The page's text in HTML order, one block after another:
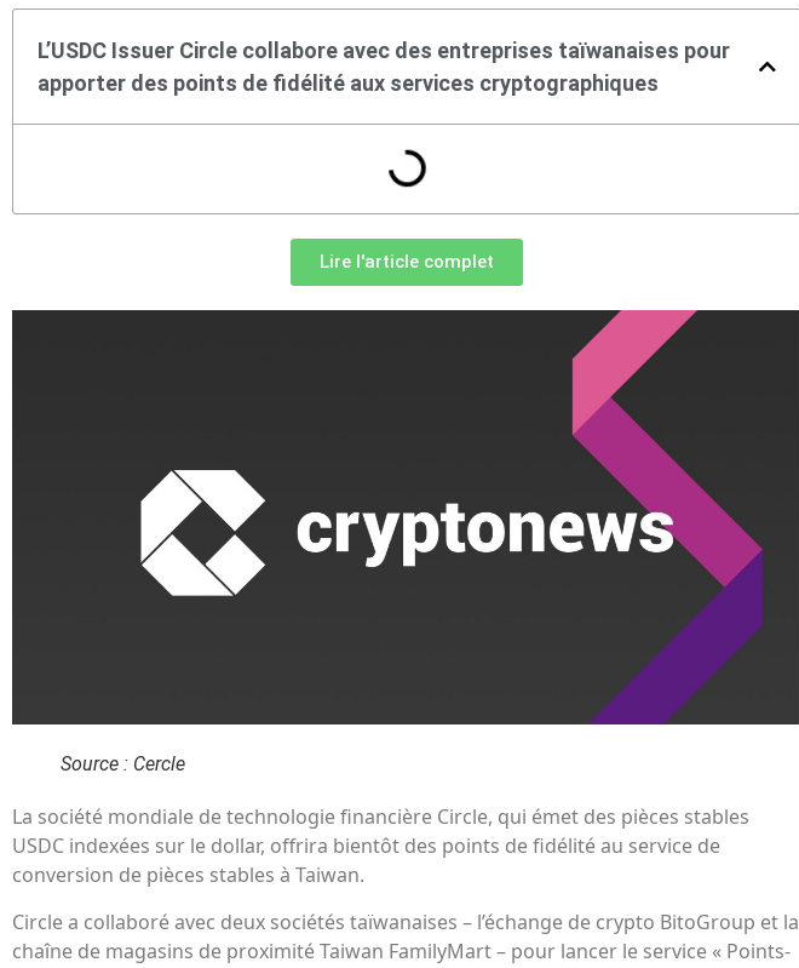
L’USDC Issuer Circle collabore avec des entreprises taïwanaises pour
apporter des points de fidélité aux services cryptographiques
Lire l'article complet
Source : Cercle
La société mondiale de technologie financière Circle, qui émet des pièces stables
USDC indexées sur le dollar, offrira bientôt des points de fidélité au service de
conversion de pièces stables à Taiwan.
Circle a collaboré avec deux sociétés taïwanaises – l’échange de crypto BitoGroup et la
chaîne de magasins de proximité Taiwan FamilyMart – pour lancer le service « Points-